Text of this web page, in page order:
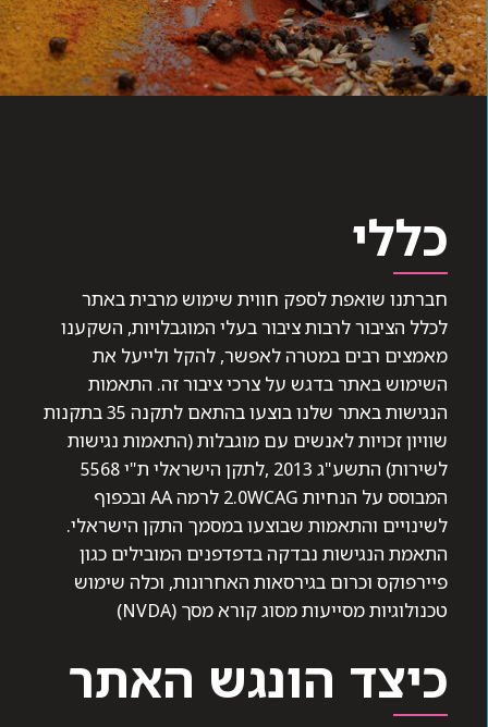
כללי
חברתנו שואפת לספק חווית שימוש מרבית באתר
לכלל הציבור לרבות ציבור בעלי המוגבלויות, השקענו
מאמצים רבים במטרה לאפשר, להקל ולייעל את
השימוש באתר בדגש על צרכי ציבור זה. התאמות
הנגישות באתר שלנו בוצעו בהתאם לתקנה 35 בתקנות
שוויון זכויות לאנשים עם מוגבלות (התאמות נגישות
לשירות) התשע"ג 2013 ,לתקן הישראלי ת"י 5568
המבוסס על הנחיות 2.0WCAG לרמה AA ובכפוף
לשינויים והתאמות שבוצעו במסמך התקן הישראלי.
התאמת הנגישות נבדקה בדפדפנים המובילים כגון
פיירפוקס וכרום בגירסאות האחרונות, וכלה שימוש
טכנולוגיות מסייעות מסוג קורא מסך (NVDA)
כיצד הונגש האתר